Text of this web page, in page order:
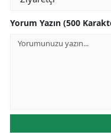
Yorum Yazın (500